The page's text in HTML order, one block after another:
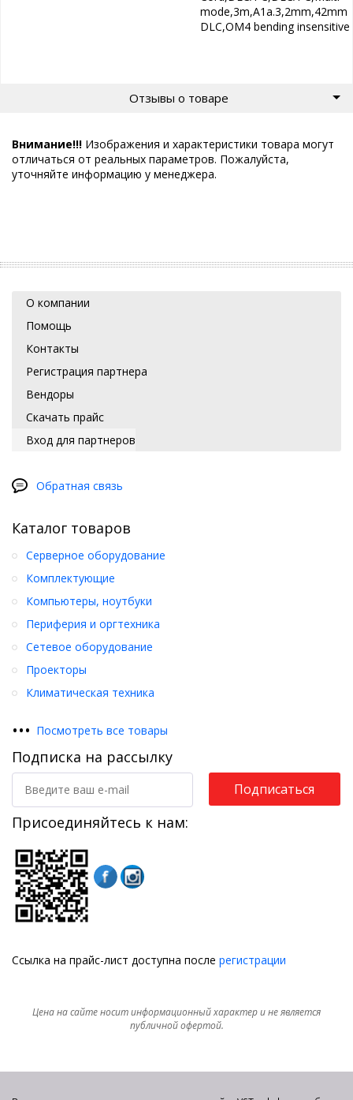
mode,3m,A1a.3,2mm,42mm
DLC,OM4 bending insensitive
Отзывы о товаре
Внимание!!! Изображения и характеристики товара могут
отличаться от реальных параметров. Пожалуйста,
уточняйте информацию у менеджера.
О компании
Помощь
Контакты
Регистрация партнера
Вендоры
Скачать прайс
Вход для партнеров
Обратная связь
Каталог товаров
Серверное оборудование
Комплектующие
Компьютеры, ноутбуки
Периферия и оргтехника
Сетевое оборудование
Проекторы
Климатическая техника
••• Посмотреть все товары
Подписка на рассылку
Подписаться
Присоединяйтесь к нам:
Ссылка на прайс-лист доступна после регистрации
Цена на сайте носит информационный характер и не является
публичной офертой.